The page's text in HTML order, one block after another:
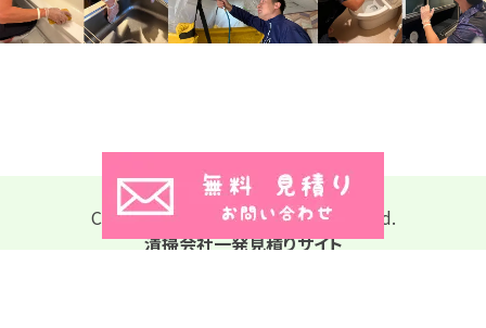
Copyright © 2026 All Rights Reserved.
清掃会社一発見積りサイト